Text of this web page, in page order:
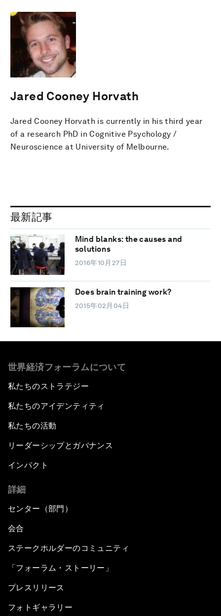
Jared Cooney Horvath
Jared Cooney Horvath is currently in his third year
of a research PhD in Cognitive Psychology /
Neuroscience at University of Melbourne.
最新記事
Mind blanks: the causes and
solutions
2016年10月27日
Does brain training work?
2015年02月04日
世界経済フォーラムについて
私たちのストラテジー
私たちのアイデンティティ
私たちの活動
リーダーシップとガバナンス
インパクト
詳細
センター（部門）
会合
ステークホルダーのコミュニティ
「フォーラム・ストーリー」
プレスリリース
フォトギャラリー